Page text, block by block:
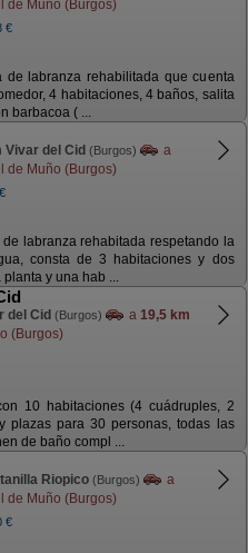
de Muño (Burgos)
€
de labranza rehabilitada que cuenta
4 habitaciones, 4 baños, salita
barbacoa ( ...
Vivar del Cid (Burgos)
a
de Muño (Burgos)
labranza rehabitada respetando la
consta de 3 habitaciones y dos
y una hab ...
del Cid (Burgos) a 19,5 km
(Burgos)
10 habitaciones (4 cuádruples, 2
plazas para 30 personas, todas las
de baño compl ...
Riopico (Burgos)
a
de Muño (Burgos)
€